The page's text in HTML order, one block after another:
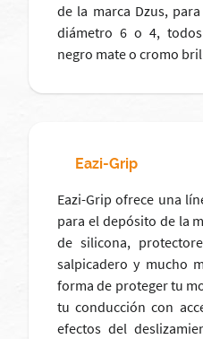
de la marca Dzus,
diámetro 6 o 4,
negro mate o cromo
Eazi-Grip
Eazi-Grip ofrece una
para el depósito de la
de silicona,
salpicadero y mucho
forma de proteger tu
tu conducción con
efectos del